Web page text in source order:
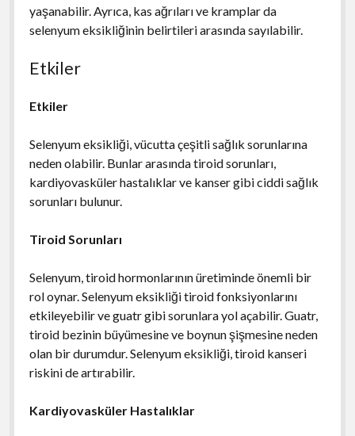
yaşanabilir. Ayrıca, kas ağrıları ve kramplar da
selenyum eksikliğinin belirtileri arasında sayılabilir.
Etkiler
Etkiler
Selenyum eksikliği, vücutta çeşitli sağlık sorunlarına
neden olabilir. Bunlar arasında tiroid sorunları,
kardiyovasküler hastalıklar ve kanser gibi ciddi sağlık
sorunları bulunur.
Tiroid Sorunları
Selenyum, tiroid hormonlarının üretiminde önemli bir
rol oynar. Selenyum eksikliği tiroid fonksiyonlarını
etkileyebilir ve guatr gibi sorunlara yol açabilir. Guatr,
tiroid bezinin büyümesine ve boynun şişmesine neden
olan bir durumdur. Selenyum eksikliği, tiroid kanseri
riskini de artırabilir.
Kardiyovasküler Hastalıklar